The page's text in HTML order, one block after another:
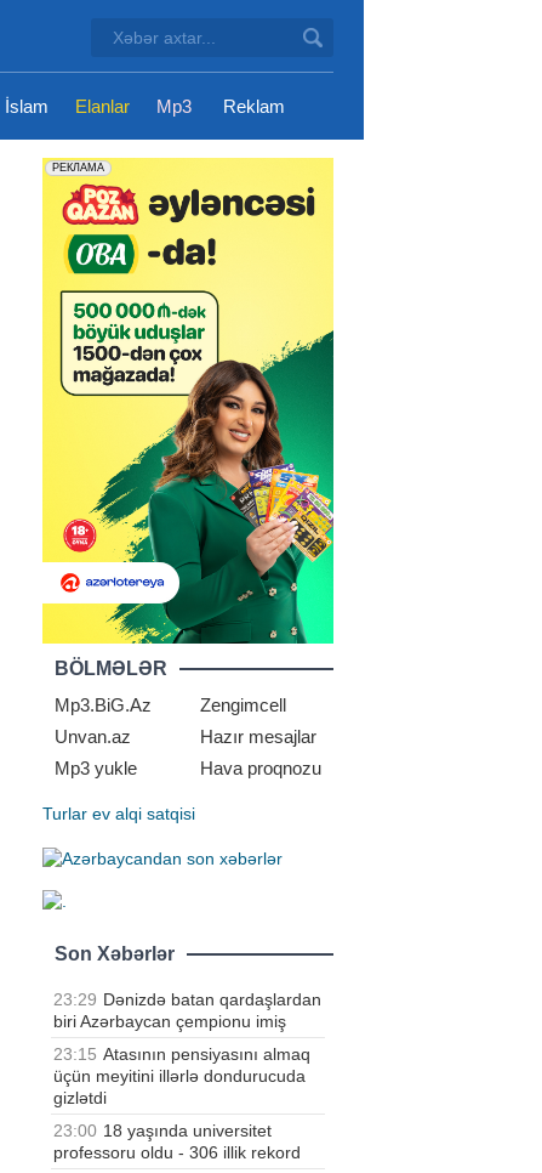
İslam Elanlar Mp3 Reklam
BÖLMƏLƏR
Mp3.BiG.Az
Zengimcell
Unvan.az
Hazır mesajlar
Mp3 yukle
Hava proqnozu
Turlar ev alqi satqisi
Son Xəbərlər
23:29 Dənizdə batan qardaşlardan
biri Azərbaycan çempionu imiş
23:15 Atasının pensiyasını almaq
üçün meyitini illərlə dondurucuda
gizlətdi
23:00 18 yaşında universitet
professoru oldu - 306 illik rekord